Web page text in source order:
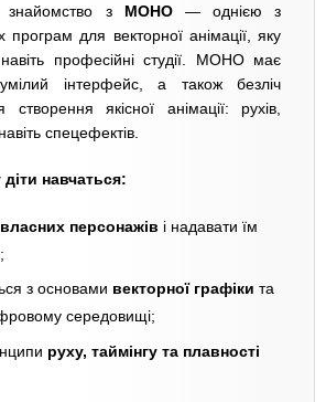
знайомство з MOHO— однією з
програм для векторної анімації, яку
професійні студії. MOHO має
інтерфейс, а також безліч
створення якісної анімації: рухів,
спецефектів.
навчаться:
власних персонажів і надавати їм
з основами векторної графіки та
середовищі;
руху, таймінгу та плавності